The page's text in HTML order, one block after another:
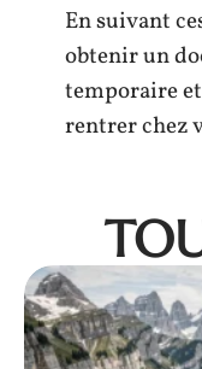
En suivant
obtenir un
temporaire
rentrer chez